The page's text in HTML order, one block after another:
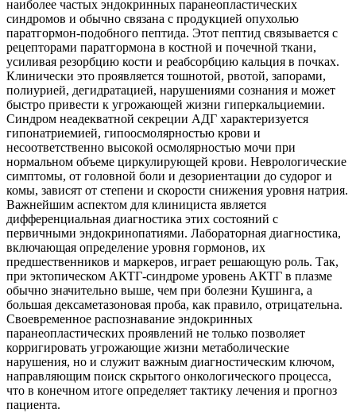
наиболее частых эндокринных паранеопластических
синдромов и обычно связана с продукцией опухолью
паратгормон-подобного пептида. Этот пептид связывается с
рецепторами паратгормона в костной и почечной ткани,
усиливая резорбцию кости и реабсорбцию кальция в почках.
Клинически это проявляется тошнотой, рвотой, запорами,
полиурией, дегидратацией, нарушениями сознания и может
быстро привести к угрожающей жизни гиперкальциемии.
Синдром неадекватной секреции АДГ характеризуется
гипонатриемией, гипоосмолярностью крови и
несоответственно высокой осмолярностью мочи при
нормальном объеме циркулирующей крови. Неврологические
симптомы, от головной боли и дезориентации до судорог и
комы, зависят от степени и скорости снижения уровня натрия.
Важнейшим аспектом для клинициста является
дифференциальная диагностика этих состояний с
первичными эндокринопатиями. Лабораторная диагностика,
включающая определение уровня гормонов, их
предшественников и маркеров, играет решающую роль. Так,
при эктопическом АКТГ-синдроме уровень АКТГ в плазме
обычно значительно выше, чем при болезни Кушинга, а
большая дексаметазоновая проба, как правило, отрицательна.
Своевременное распознавание эндокринных
паранеопластических проявлений не только позволяет
корригировать угрожающие жизни метаболические
нарушения, но и служит важным диагностическим ключом,
направляющим поиск скрытого онкологического процесса,
что в конечном итоге определяет тактику лечения и прогноз
пациента.